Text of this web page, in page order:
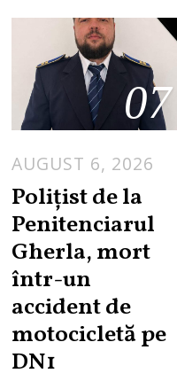
07
AUGUST 6, 2026
Polițist de la
Penitenciarul
Gherla, mort
într-un
accident de
motocicletă pe
DN1